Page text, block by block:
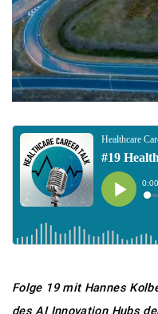
Folge 19 mit Hannes
des AI Innovation Hubs